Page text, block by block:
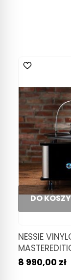
DO
NESSIE
8 990,00 zł